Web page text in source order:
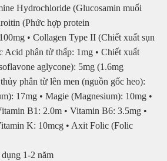
Hydrochloride (Glucosamin muối
(Phức hợp protein
• Collagen Type II (Chiết xuất sụn
Acid phân tử thấp: 1mg • Chiết xuất
aglycone): 5mg (1.6mg
phân từ lên men (nguồn gốc heo):
17mg • Magie (Magnesium): 10mg •
B1: 2.0m • Vitamin B6: 3.5mg •
K: 10mcg • Axit Folic (Folic
1-2 năm